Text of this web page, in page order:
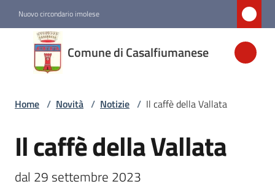
Nuovo circondario imolese
Comune di Casalfiumanese
Comune di
Casalfiumanese
Amministrazione
Novità
Menu selezionato
Home / Novità / Notizie / Il caffè della Vallata
Salta al contenuto
Il caffè della Vallata
dal 29 settembre 2023